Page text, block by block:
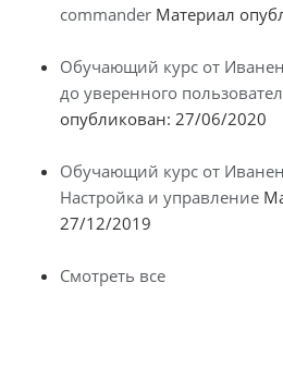
commander Материал
Обучающий курс от
до уверенного
опубликован: 27/06/2020
Обучающий курс от
Настройка и управление
27/12/2019
Смотреть все